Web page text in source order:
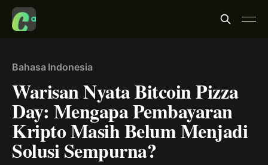
Bahasa Indonesia
Warisan Nyata Bitcoin Pizza
Day: Mengapa Pembayaran
Kripto Masih Belum Menjadi
Solusi Sempurna?